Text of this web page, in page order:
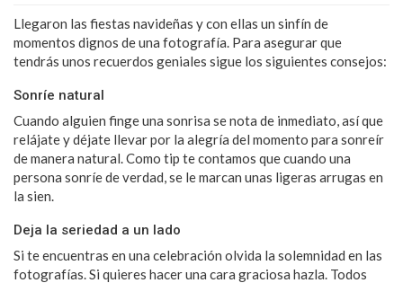
Llegaron las fiestas navideñas y con ellas un sinfín de
momentos dignos de una fotografía. Para asegurar que
tendrás unos recuerdos geniales sigue los siguientes consejos:
Sonríe natural
Cuando alguien finge una sonrisa se nota de inmediato, así que
relájate y déjate llevar por la alegría del momento para sonreír
de manera natural. Como tip te contamos que cuando una
persona sonríe de verdad, se le marcan unas ligeras arrugas en
la sien.
Deja la seriedad a un lado
Si te encuentras en una celebración olvida la solemnidad en las
fotografías. Si quieres hacer una cara graciosa hazla. Todos